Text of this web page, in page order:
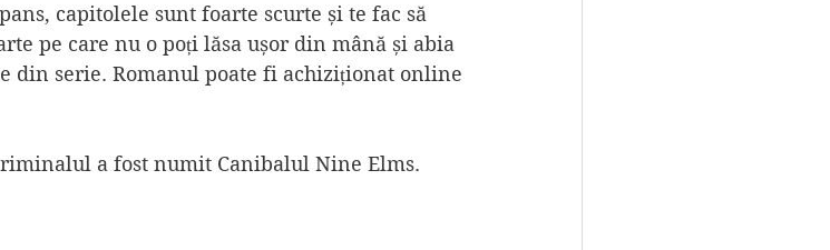
capitolele sunt foarte scurte și te fac să
pe care nu o poți lăsa ușor din mână și abia
din serie. Romanul poate fi achiziționat online
a fost numit Canibalul Nine Elms.